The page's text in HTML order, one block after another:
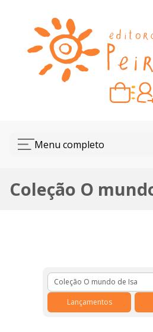
Carrinho
Quando escolher seus
Menu completo
Coleção O
Coleção O mundo de Isa
Lançamentos